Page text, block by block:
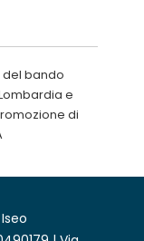
del bando
e
di